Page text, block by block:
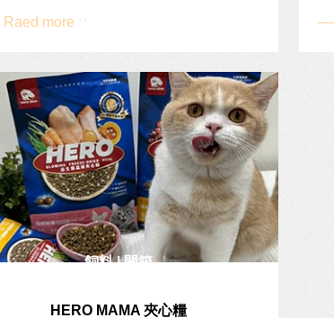
Raed more
飼料 | 開箱
HERO MAMA 夾心糧